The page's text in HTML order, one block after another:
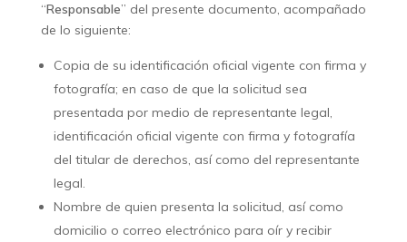
“Responsable” del presente documento, acompañado
de lo siguiente:
Copia de su identificación oficial vigente con firma y
fotografía; en caso de que la solicitud sea
presentada por medio de representante legal,
identificación oficial vigente con firma y fotografía
del titular de derechos, así como del representante
legal.
Nombre de quien presenta la solicitud, así como
domicilio o correo electrónico para oír y recibir